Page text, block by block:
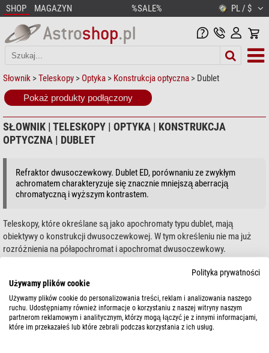
SHOP MAGAZYN %SALE% PL / $
Słownik >Teleskopy > Optyka > Konstrukcja optyczna > Dublet
Pokaż produkty podłączony
SŁOWNIK | TELESKOPY | OPTYKA | KONSTRUKCJA
OPTYCZNA | DUBLET
Refraktor dwusoczewkowy. Dublet ED, porównaniu ze zwykłym
achromatem charakteryzuje się znacznie mniejszą aberracją
chromatyczną i wyższym kontrastem.
Teleskopy, które określane są jako apochromaty typu dublet, mają
obiektywy o konstrukcji dwusoczewkowej. W tym określeniu nie ma już
rozróżnienia na półapochromat i apochromat dwusoczewkowy.
Jako drugi element zwykle wykorzystuje się szkło ED (ED oznacza "Extra-
low Dispersion"). Niewielka aberracja wciąż jest widoczna, ponieważ tylko
prawdziwy apochromat o konstrukcji trzysoczewkowej jest w stanie ją
skorygować.
Polityka prywatności
Używamy plików cookie
Używamy plików cookie do personalizowania treści, reklam i analizowania naszego
ruchu. Udostępniamy również informacje o korzystaniu z naszej witryny naszym
partnerom reklamowym i analitycznym, którzy mogą łączyć je z innymi informacjami,
które im przekazałeś lub które zebrali podczas korzystania z ich usług.